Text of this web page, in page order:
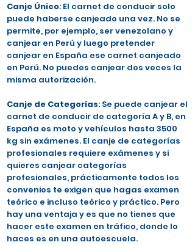
Canje Único: El carnet de conducir solo
puede haberse canjeado una vez. No se
permite, por ejemplo, ser venezolano y
canjear en Perú y luego pretender
canjear en España ese carnet canjeado
en Perú. No puedes canjear dos veces la
misma autorización.
Canje de Categorías: Se puede canjear el
carnet de conducir de categoría A y B, en
España es moto y vehículos hasta 3500
kg sin exámenes. El canje de categorías
profesionales requiere exámenes y si
quieres canjear categorías
profesionales, prácticamente todos los
convenios te exigen que hagas examen
teórico e incluso teórico y práctico. Pero
hay una ventaja y es que no tienes que
hacer este examen en tráfico, donde lo
haces es en una autoescuela.